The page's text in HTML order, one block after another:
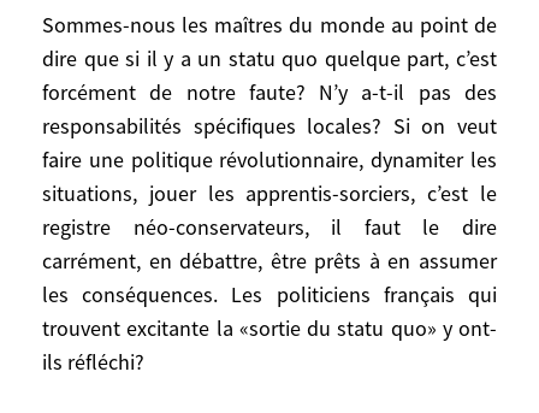
Sommes-nous les maîtres du monde au point de
dire que si il y a un statu quo quelque part, c’est
forcément de notre faute? N’y a-t-il pas des
responsabilités spécifiques locales? Si on veut
faire une politique révolutionnaire, dynamiter les
situations, jouer les apprentis-sorciers, c’est le
registre néo-conservateurs, il faut le dire
carrément, en débattre, être prêts à en assumer
les conséquences. Les politiciens français qui
trouvent excitante la «sortie du statu quo» y ont-
ils réfléchi?
électeurs israéliens aient, grâce au Sharon
des derniers mois, lâché le Likoud et mis
fin au «rêve» du Grand Israël. Il faut
encourager le Premier ministre, Ehoud
Olmert, et le chef du Parti travailliste, Amir
Peretz, sans exigence formaliste sur des
négociations immédiates. Même
unilatérales, des évacuations vont dans le
bon sens. Le temps de la négociation
viendra. Ce qui compte, c’est la dynamique.
Grâce aux Israéliens qui se résignent à un
Etat palestinien, on change d’époque,